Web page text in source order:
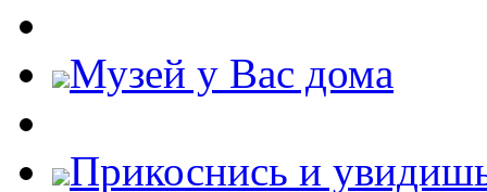
Музей у Вас дома
Прикоснись и